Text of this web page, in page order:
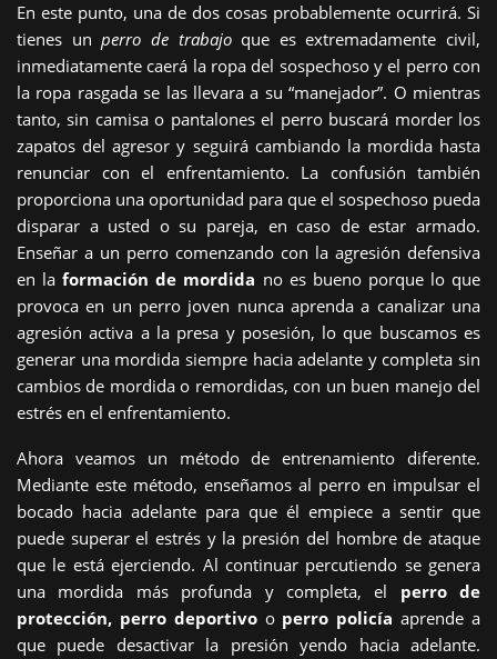
En este punto, una de dos cosas probablemente ocurrirá. Si
tienes unperro de trabajoque es extremadamente civil,
inmediatamente caerá la ropa del sospechoso y el perro con
la ropa rasgada se las llevara a su “manejador”. O mientras
tanto, sin camisa o pantalones el perro buscará morder los
zapatos del agresor y seguirá cambiando la mordida hasta
renunciar con el enfrentamiento. La confusión también
proporciona una oportunidad para que el sospechoso pueda
disparar a usted o su pareja, en caso de estar armado.
Enseñar a un perro comenzando con la agresión defensiva
en laformación de mordida no es bueno porque lo que
provoca en un perro joven nunca aprenda a canalizar una
agresión activa a la presa y posesión, lo que buscamos es
generar una mordida siempre hacia adelante y completa sin
cambios de mordida o remordidas, con un buen manejo del
estrés en el enfrentamiento.
Ahora veamos un método de entrenamiento diferente.
Mediante este método, enseñamos al perro en impulsar el
bocado hacia adelante para que él empiece a sentir que
puede superar el estrés y la presión del hombre de ataque
que le está ejerciendo. Al continuar percutiendo se genera
una mordida más profunda y completa, el perro de
protección, perro deportivoo perro policía aprende a
que puede desactivar la presión yendo hacia adelante.